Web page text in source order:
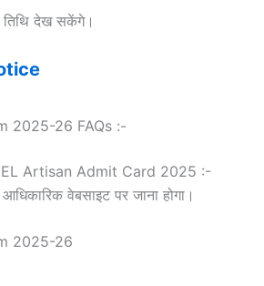
तिथि देख सकेंगे।
2025-26 FAQs :-
Artisan Admit Card 2025 :-
वेबसाइट पर जाना होगा।
2025-26